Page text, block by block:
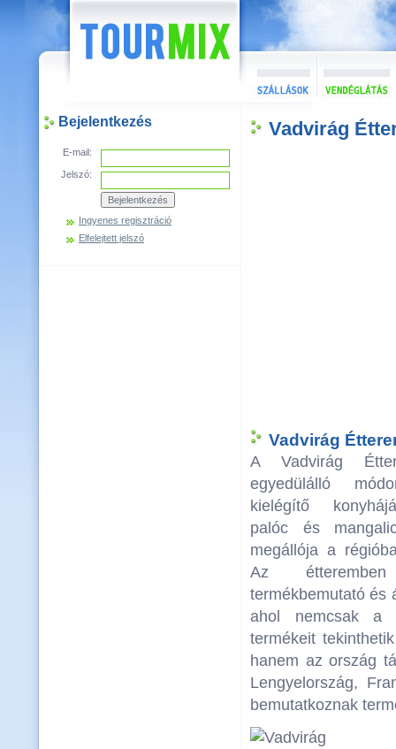
Bejelentkezés
E-mail:
Jelszó:
Ingyenes regisztráció
Elfelejtett jelszó
Vadvirág
Vadvirág
A Vadvirág
egyedülálló
kielégítő
palóc és
megállója a
Az
termékbemutató és
ahol nemcsak a
termékeit
hanem az ország
Lengyelország,
bemutatkoznak